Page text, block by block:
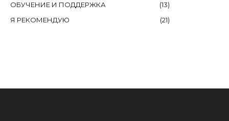
ОБУЧЕНИЕ И ПОДДЕРЖКА
(13)
Я РЕКОМЕНДУЮ
(21)